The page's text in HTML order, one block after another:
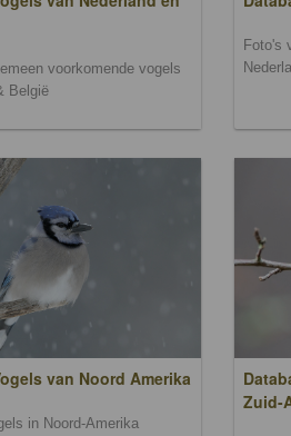
voorkomende vogels
België
Foto's
van Noord Amerika
in Noord-Amerika
Zuid-